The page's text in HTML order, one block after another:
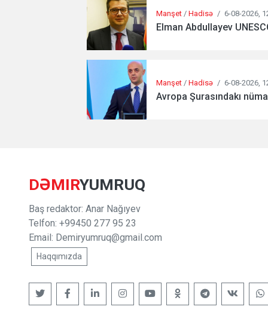
Manşet / Hadisə / 6-08-2026,
Elman Abdullayev
Manşet / Hadisə / 6-08-2026,
Avropa Şurasındakı
DƏMIRYUMRUQ
Baş redaktor: Anar Nağıyev
Telfon: +99450 277 95 23
Email: Demiryumruq@gmail.com
Haqqımızda